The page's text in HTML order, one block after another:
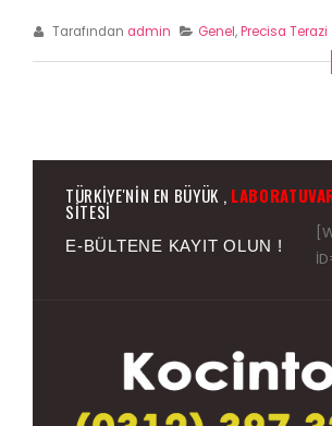
Tarafından admin Genel,Precisa Terazi
TÜRKIYE'NIN EN BÜYÜK ,
SITESI
E-BÜLTENE KAYIT OLUN !
Precisa xb 220 a scs
10